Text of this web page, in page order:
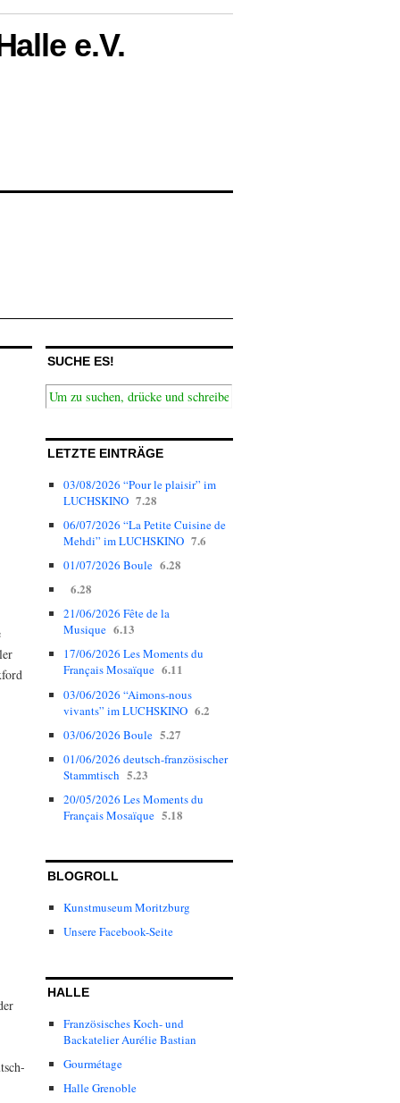
e.V.
SUCHE ES!
LETZTE EINTRÄGE
03/08/2026 “Pour le plaisir” im
LUCHSKINO 7.28
06/07/2026 “La Petite Cuisine de
Mehdi” im LUCHSKINO 7.6
01/07/2026 Boule 6.28
6.28
21/06/2026 Fête de la
Musique 6.13
17/06/2026 Les Moments du
Français Mosaïque 6.11
03/06/2026 “Aimons-nous
vivants” im LUCHSKINO 6.2
03/06/2026 Boule 5.27
01/06/2026 deutsch-französischer
Stammtisch 5.23
20/05/2026 Les Moments du
Français Mosaïque 5.18
BLOGROLL
Kunstmuseum Moritzburg
Unsere Facebook-Seite
HALLE
Französisches Koch- und
Backatelier Aurélie Bastian
Gourmétage
Halle Grenoble